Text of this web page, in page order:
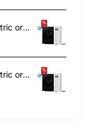
PUD-SHWM120YAA Mitsubishi Electric oras-vanduo išorinis įrenginys 12 kW
PUD-SHWM140YAA Mitsubishi Electric oras-vanduo išorinis įrenginys 14 kW